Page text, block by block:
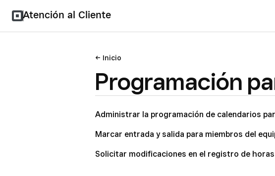
Atención al Cliente
Inicio
Programación
Administrar la programación de calendarios
Marcar entrada y salida para miembros del
Solicitar modificaciones en el registro de horas